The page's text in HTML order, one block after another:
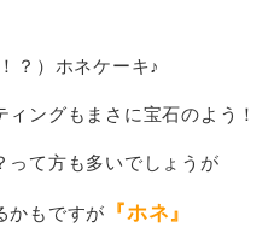
？）ホネケーキ♪
ングもまさに宝石のよう！
って方も多いでしょうが
かもですが
『ホネ』